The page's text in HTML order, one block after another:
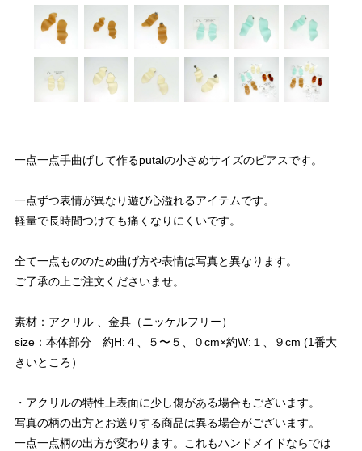
一点一点手曲げして作るputalの小さめサイズのピアスです。
一点ずつ表情が異なり遊び心溢れるアイテムです。
軽量で長時間つけても痛くなりにくいです。
全て一点もののため曲げ方や表情は写真と異なります。
ご了承の上ご注文くださいませ。
素材：アクリル 、金具（ニッケルフリー）
size：本体部分 約H:４、５〜５、０cm×約W:１、９cm (1番大
きいところ）
・アクリルの特性上表面に少し傷がある場合もございます。
写真の柄の出方とお送りする商品は異る場合がございます。
一点一点柄の出方が変わります。これもハンドメイドならでは